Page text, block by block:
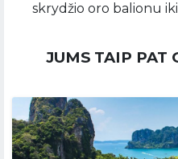
skrydžio oro balionu
JUMS TAIP PAT